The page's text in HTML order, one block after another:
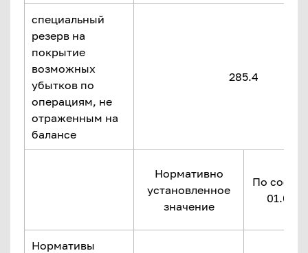
специальный
резерв на
покрытие
возможных
убытков по
операциям, не
отраженным на
балансе
285.4
Нормативно
установленное
значение
По
Нормативы